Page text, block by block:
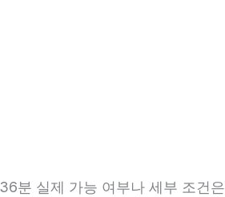
분 실제 가능 여부나 세부 조건은